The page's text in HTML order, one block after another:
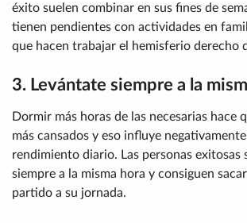
éxito suelen combinar en sus fines de
tienen pendientes con actividades en
que hacen trabajar el hemisferio derecho
3. Levántate siempre a la
Dormir más horas de las necesarias hace
más cansados y eso influye
rendimiento diario. Las personas exitosas
siempre a la misma hora y consiguen
partido a su jornada.